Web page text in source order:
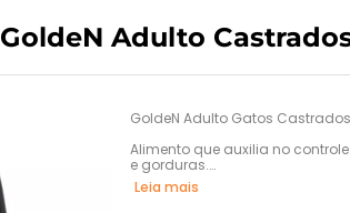
GoldeN Adulto
GoldeN Adulto Gatos
Alimento que auxilia no
e gorduras.
Além disso, contribui para
método SSR, tecnologia
Leia mais